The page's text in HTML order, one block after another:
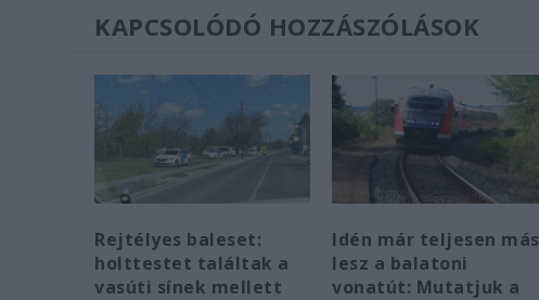
KAPCSOLÓDÓ HOZZÁSZÓLÁSOK
Rejtélyes baleset:
holttestet találtak a
vasúti sínek mellett
Idén már teljesen más
lesz a balatoni
vonatút: Mutatjuk a